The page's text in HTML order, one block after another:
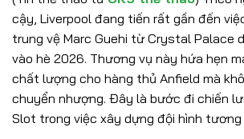
cậy, Liverpool đang tiến rất gần đến
trung vệ Marc Guehi từ Crystal Palace
vào hè 2026. Thương vụ này hứa hẹn
chất lượng cho hàng thủ Anfield mà
chuyển nhượng. Đây là bước đi chiến
Slot trong việc xây dựng đội hình tương